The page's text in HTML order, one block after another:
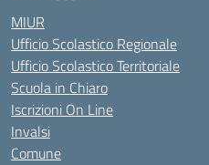
MIUR
Ufficio Scolastico Regionale
Ufficio Scolastico Territoriale
Scuola in Chiaro
Iscrizioni On Line
Invalsi
Comune